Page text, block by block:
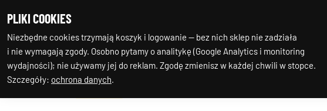
PLIKI COOKIES
Niezbędne cookies trzymają koszyk i logowanie — bez nich sklep nie zadziała
i nie wymagają zgody. Osobno pytamy o analitykę (Google Analytics i monitoring
wydajności); nie używamy jej do reklam. Zgodę zmienisz w każdej chwili w stopce.
Szczegóły: ochrona danych.
Pracujemy